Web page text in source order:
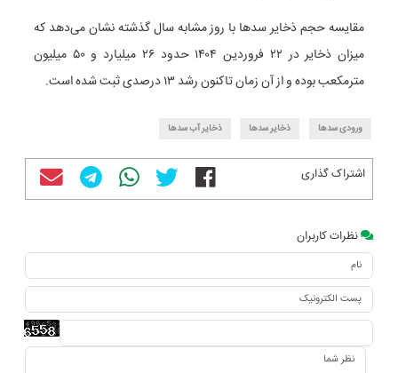
مقایسه حجم ذخایر سدها با روز مشابه سال گذشته نشان می‌دهد که
میزان ذخایر در ۲۲ فروردین ۱۴۰۴ حدود ۲۶ میلیارد و ۵۰ میلیون
مترمکعب بوده و از آن زمان تاکنون رشد ۱۳ درصدی ثبت شده است.
ورودی سدها ذخایر سدها ذخایر آب سدها
اشتراک گذاری
نظرات کاربران